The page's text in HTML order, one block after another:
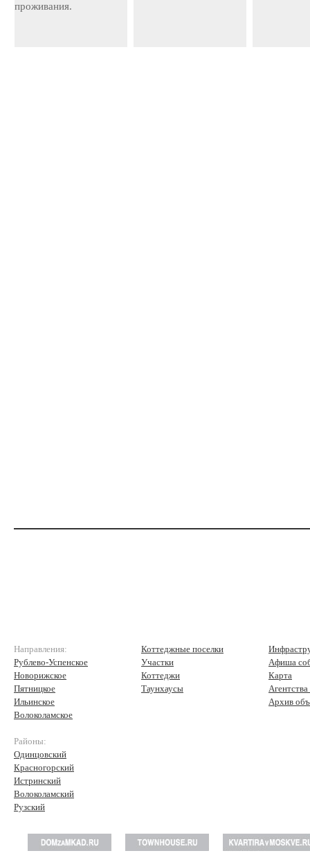
проживания.
Направления:
Рублево-Успенское
Новорижское
Пятницкое
Ильинское
Волоколамское
Районы:
Одинцовский
Красногорский
Истринский
Волоколамский
Рузский
Коттеджные поселки
Участки
Коттеджи
Таунхаусы
Афиша
Карта
Архив